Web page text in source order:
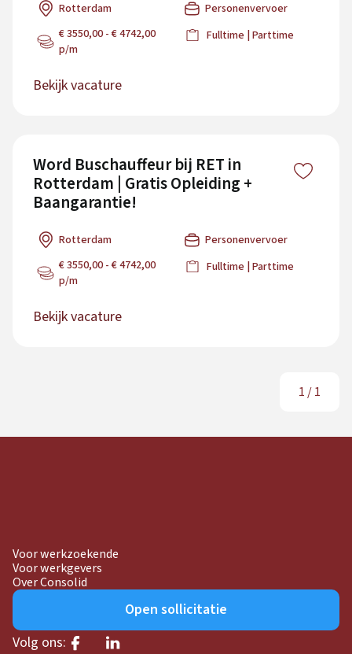
Rotterdam
Personenvervoer
€ 3550,00 - € 4742,00
p/m
Fulltime | Parttime
Bekijk vacature
Word Buschauffeur bij RET in
Rotterdam | Gratis Opleiding +
Baangarantie!
Rotterdam
Personenvervoer
€ 3550,00 - € 4742,00
p/m
Fulltime | Parttime
Bekijk vacature
1 /1
Voor werkzoekende
Voor werkgevers
Over Consolid
Open sollicitatie
Volg ons: